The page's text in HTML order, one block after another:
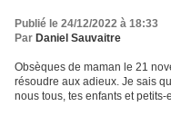
Publié le 24/12/2022 à 18:33
Par Daniel Sauvaitre
Obsèques de maman le 21
résoudre aux adieux. Je sais
nous tous, tes enfants et